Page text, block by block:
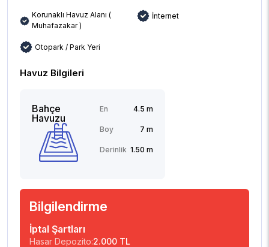
Korunaklı Havuz Alanı (
Muhafazakar )
İnternet
Otopark / Park Yeri
Havuz Bilgileri
Bahçe
Havuzu
En 4.5 m
Boy 7 m
Derinlik 1.50 m
Bilgilendirme
İptal Şartları
Hasar Depozito:2.000 TL